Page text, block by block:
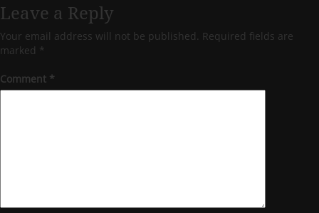
Leave a Reply
Your email address will not be published. Required fields are
marked *
Comment *